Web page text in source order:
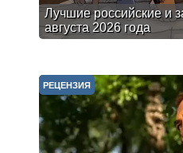
Лучшие российские и
августа 2026 года
РЕЦЕНЗИЯ